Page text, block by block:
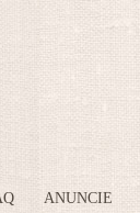
ANUNCIE